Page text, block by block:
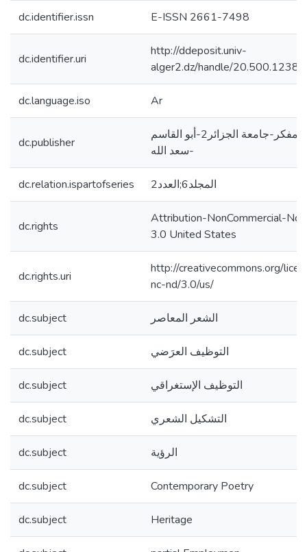
dc.identifier.issn E-ISSN 2661-7498
dc.identifier.uri
http://ddeposit.univ-
alger2.dz/handle/
dc.language.iso Ar
dc.publisher
مجلة المفكر-جامعة الجزائر2-أبو القاسم
سعد الله-
dc.relation.ispartofseries المجلد6;العدد2
dc.rights
Attribution-NonCommercial-
3.0 United States
dc.rights.uri
http://creativecommons.org/
nc-nd/3.0/us/
dc.subject الشعر المعاصر
dc.subject التوظيف العرَضي
dc.subject التوظيف الإستغراقي
dc.subject التشكيل الشعري
dc.subject الرؤية
dc.subject Contemporary Poetry
dc.subject Heritage